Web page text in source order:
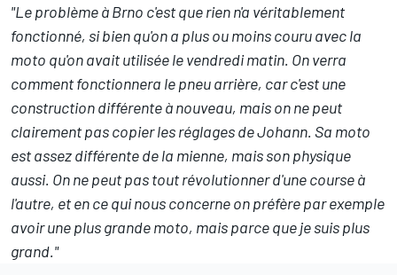
"Le problème à Brno c'est que rien n'a véritablement
fonctionné, si bien qu'on a plus ou moins couru avec la
moto qu'on avait utilisée le vendredi matin. On verra
comment fonctionnera le pneu arrière, car c'est une
construction différente à nouveau, mais on ne peut
clairement pas copier les réglages de Johann. Sa moto
est assez différente de la mienne, mais son physique
aussi. On ne peut pas tout révolutionner d'une course à
l'autre, et en ce qui nous concerne on préfère par exemple
avoir une plus grande moto, mais parce que je suis plus
grand."